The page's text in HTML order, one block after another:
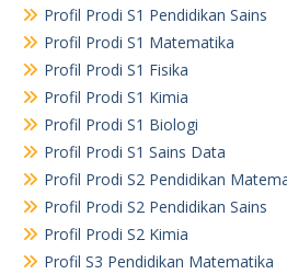
Profil Prodi S1 Pendidikan Sains
Profil Prodi S1 Matematika
Profil Prodi S1 Fisika
Profil Prodi S1 Kimia
Profil Prodi S1 Biologi
Profil Prodi S1 Sains Data
Profil Prodi S2 Pendidikan
Profil Prodi S2 Pendidikan Sains
Profil Prodi S2 Kimia
Profil S3 Pendidikan Matematika